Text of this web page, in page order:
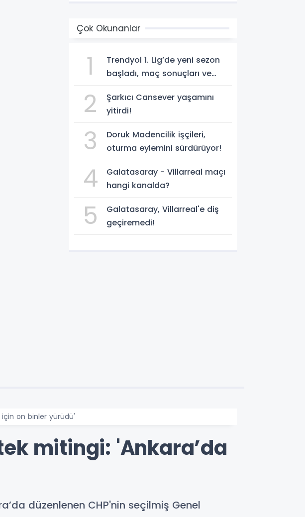
Çok Okunanlar
1
Trendyol 1. Lig’de yeni sezon
başladı, maç sonuçları ve
2
Şarkıcı Cansever yaşamını
yitirdi!
3
Doruk Madencilik işçileri,
oturma eylemini sürdürüyor!
4
Galatasaray - Villarreal maçı
hangi kanalda?
5
Galatasaray, Villarreal'e diş
geçiremedi!
için on binler yürüdü'
mitingi: 'Ankara’da
düzenlenen CHP'nin seçilmiş Genel